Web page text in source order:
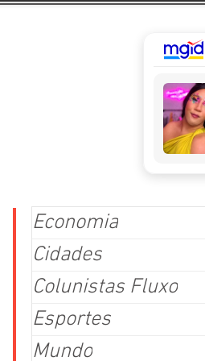
Economia
Cidades
Colunistas Fluxo
Esportes
Mundo